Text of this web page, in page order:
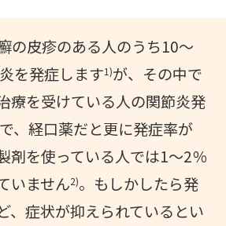
の皮疹のある人のうち10～
を発症します1)が、その中で
療を受けている人の関節炎発
、経口薬だと更に発症率が
剤を使っている人では1～2％
いません2)。もしかしたら発
、症状が抑えられているとい